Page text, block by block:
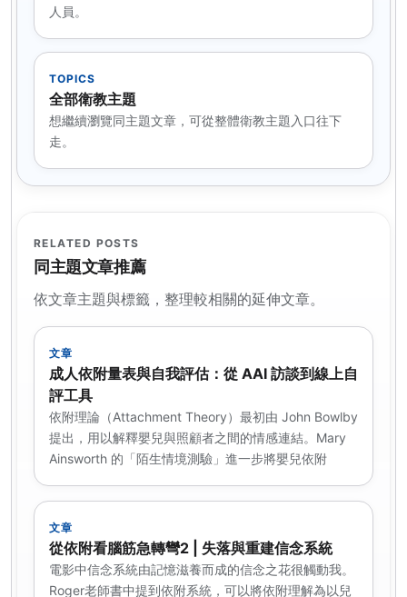
人員。
TOPICS
全部衛教主題
想繼續瀏覽同主題文章，可從整體衛教主題入口往下
走。
RELATED POSTS
同主題文章推薦
依文章主題與標籤，整理較相關的延伸文章。
文章
成人依附量表與自我評估：從 AAI 訪談到線上自
評工具
依附理論（Attachment Theory）最初由 John Bowlby
提出，用以解釋嬰兒與照顧者之間的情感連結。Mary
Ainsworth 的「陌生情境測驗」進一步將嬰兒依附
文章
從依附看腦筋急轉彎2 | 失落與重建信念系統
電影中信念系統由記憶滋養而成的信念之花很觸動我。
Roger老師書中提到依附系統，可以將依附理解為以兒